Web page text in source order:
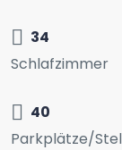
34
Schlafzimmer
40
Parkplätze/